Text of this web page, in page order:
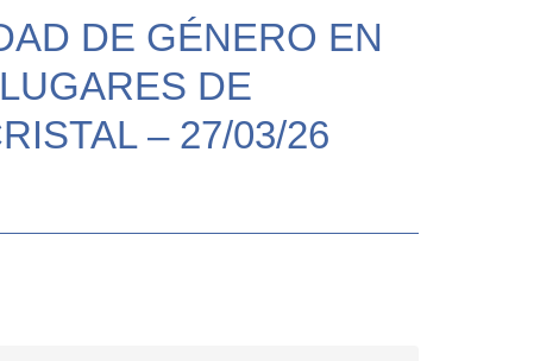
DE GÉNERO EN
DE
– 27/03/26